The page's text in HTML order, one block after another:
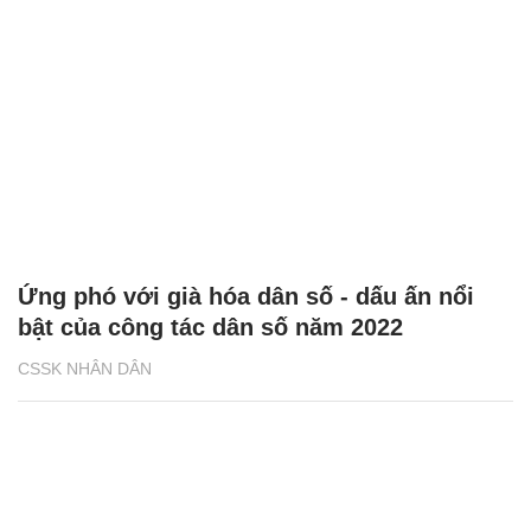
CSSK NHÂN DÂN
Ứng phó với già hóa dân số - dấu ấn nổi
bật của công tác dân số năm 2022